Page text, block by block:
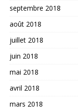
septembre 2018
août 2018
juillet 2018
juin 2018
mai 2018
avril 2018
mars 2018